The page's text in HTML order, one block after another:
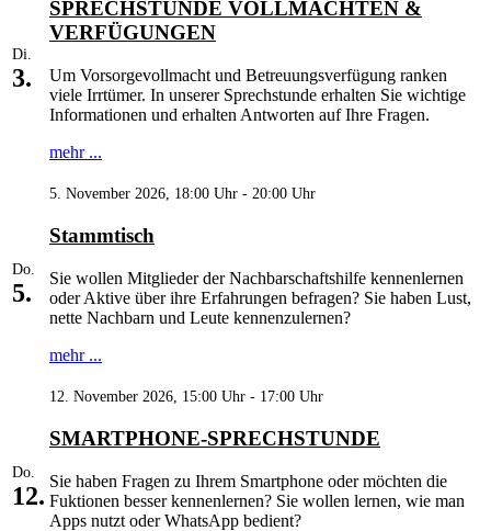
Di.
3.
SPRECHSTUNDE VOLLMACHTEN &
VERFÜGUNGEN
Um Vorsorgevollmacht und Betreuungsverfügung ranken
viele Irrtümer. In unserer Sprechstunde erhalten Sie wichtige
Informationen und erhalten Antworten auf Ihre Fragen.
mehr ...
Do.
5.
5. November 2026, 18:00 Uhr - 20:00 Uhr
Stammtisch
Sie wollen Mitglieder der Nachbarschaftshilfe kennenlernen
oder Aktive über ihre Erfahrungen befragen? Sie haben Lust,
nette Nachbarn und Leute kennenzulernen?
mehr ...
Do.
12.
12. November 2026, 15:00 Uhr - 17:00 Uhr
SMARTPHONE-SPRECHSTUNDE
Sie haben Fragen zu Ihrem Smartphone oder möchten die
Fuktionen besser kennenlernen? Sie wollen lernen, wie man
Apps nutzt oder WhatsApp bedient?